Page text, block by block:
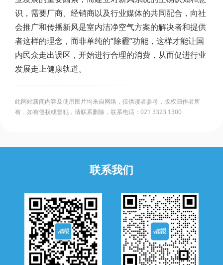
识，需要厂商、经销商以及行业媒体的共同配合，向社
会推广和传播新风是室内洁净空气方案的解决者和提供
者这样的理念，而非单纯的“除霾”功能，这样才能让国
内民众走出误区，开始进行合理的消费，从而促进行业
发展走上健康轨道。
此网站新闻内容及使用图片均来自网络，仅供读者参考，版权归作者所
有，如有侵权或冒犯，请联系删除，联系电话：021 3323 1300
联系我们